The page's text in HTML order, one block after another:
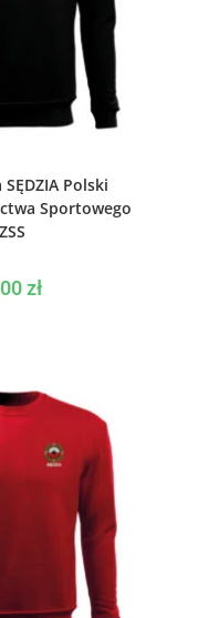
Polski
Sportowego
zł